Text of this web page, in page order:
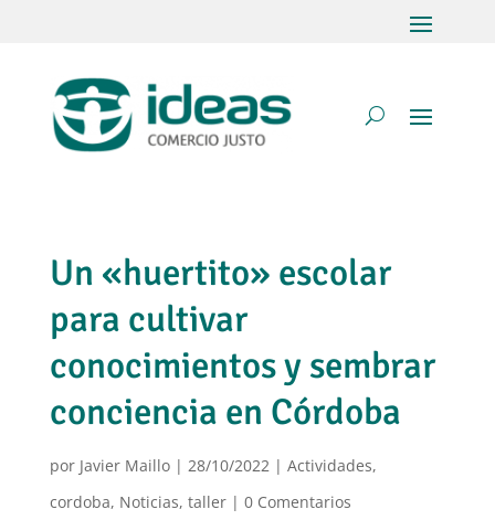
Un «huertito» escolar
para cultivar
conocimientos y sembrar
conciencia en Córdoba
por Javier Maillo| 28/10/2022 | Actividades,
cordoba, Noticias, taller| 0 Comentarios